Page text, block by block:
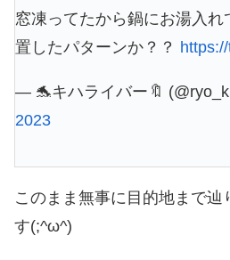
窓凍ってたから鍋にお湯入
置したパターンか？？
— 🐬キハライバー🔖
2023
このまま無事に目的地まで辿
す(;^ω^)